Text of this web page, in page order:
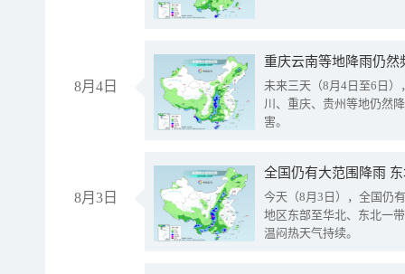
8月4日
重庆云南等地降雨仍然
未来三天（8月4日至6日
川、重庆、贵州等地仍然
害。
8月3日
全国仍有大范围降雨
今天（8月3日），全国仍
地区东部至华北、东北一
温闷热天气持续。